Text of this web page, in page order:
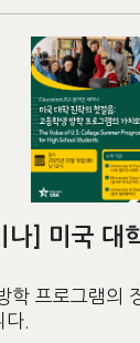
나] 미국 대
학 프로그램의
.